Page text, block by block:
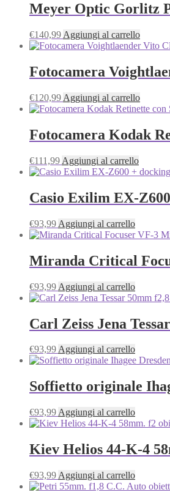
Meyer Optic Gorlitz
€140,99 Aggiungi al carrello
Fotocamera
€120,99 Aggiungi al carrello
Fotocamera Kodak
€111,99 Aggiungi al carrello
Casio Exilim EX-
€93,99 Aggiungi al carrello
Miranda Critical
€93,99 Aggiungi al carrello
Carl Zeiss Jena
€93,99Aggiungi al carrello
Soffietto originale
€93,99 Aggiungi al carrello
Kiev Helios 44-K-4
€93,99 Aggiungi al carrello